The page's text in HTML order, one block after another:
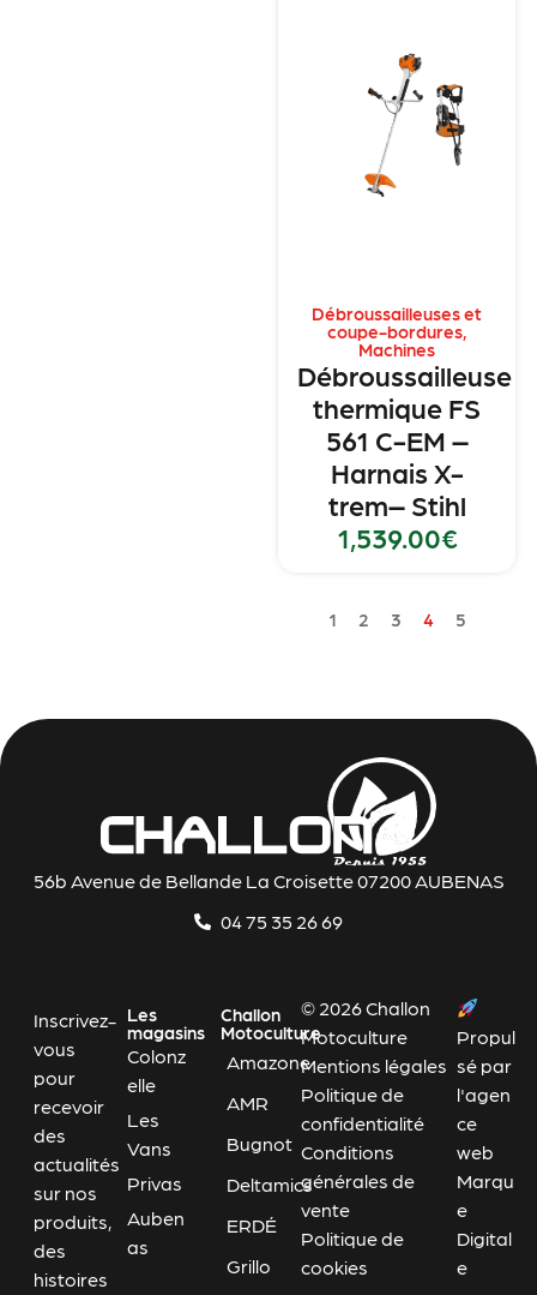
Débroussailleuses et
coupe-bordures,
Machines
Débroussailleuse
thermique FS
561 C-EM –
Harnais X-
trem– Stihl
1,539.00€
1 2 3 4 5
56b Avenue de Bellande La Croisette 07200 AUBENAS
04 75 35 26 69
Inscrivez-
vous
pour
recevoir
des
actualités
sur nos
produits,
des
histoires
Les
magasins
Colonz
elle
Les
Vans
Privas
Auben
as
Challon
Motoculture
Amazone
AMR
Bugnot
Deltamics
ERDÉ
Grillo
© 2026 Challon
Motoculture
Mentions légales
Politique de
confidentialité
Conditions
générales de
vente
Politique de
cookies
Propul
sé par
l'agen
ce
web
Marqu
e
Digital
e